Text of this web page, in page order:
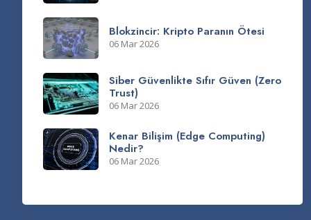
Blokzincir: Kripto Paranın Ötesi
06 Mar 2026
Siber Güvenlikte Sıfır Güven (Zero
Trust)
06 Mar 2026
Kenar Bilişim (Edge Computing)
Nedir?
06 Mar 2026